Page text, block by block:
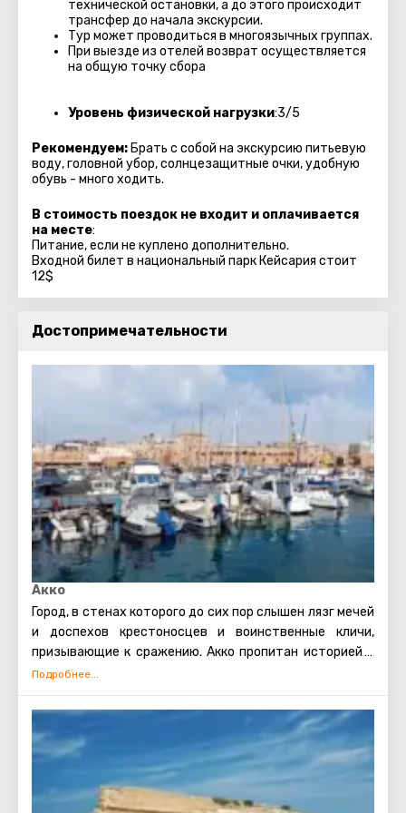
технической остановки, а до этого происходит
трансфер до начала экскурсии.
Тур может проводиться в многоязычных группах.
При выезде из отелей возврат осуществляется
на общую точку сбора
Уровень физической нагрузки:3/5
Рекомендуем: Брать с собой на экскурсию питьевую
воду, головной убор, солнцезащитные очки, удобную
обувь - много ходить.
В стоимость поездок не входит и оплачивается
на месте:
Питание, если не куплено дополнительно.
Входной билет в национальный парк Кейсария стоит
12$
Достопримечательности
Акко
Город, в стенах которого до сих пор слышен лязг мечей
и доспехов крестоносцев и воинственные кличи,
призывающие к сражению. Акко пропитан историей и
время не властно над этим местом, а иногда и вовсе
направлении. Памятники прошлого и настоящего
смешались здесь воедино, но предстали далеко не
архитектурной безвкусицей, наоборот привнесли
особую атмосферу.
Тут и древний порт, и крепости крестоносцев, и